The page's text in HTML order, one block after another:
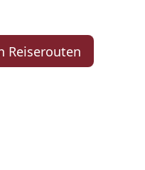
Reiserouten